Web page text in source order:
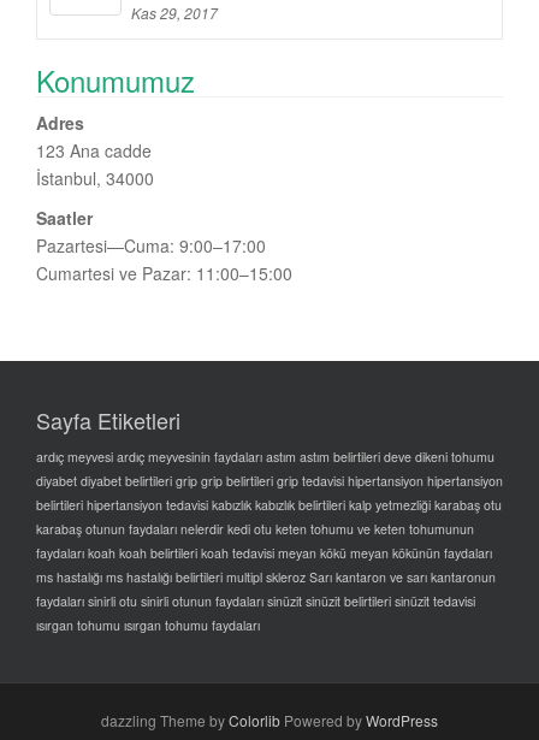
Kas 29, 2017
Konumumuz
Adres
123 Ana cadde
İstanbul, 34000
Saatler
Pazartesi—Cuma: 9:00–17:00
Cumartesi ve Pazar: 11:00–15:00
Sayfa Etiketleri
ardıç meyvesi ardıç meyvesinin faydaları astım astım belirtileri deve dikeni tohumu
diyabet diyabet belirtileri grip grip belirtileri grip tedavisi hipertansiyon hipertansiyon
belirtileri hipertansiyon tedavisi kabızlık kabızlık belirtileri kalp yetmezliği karabaş otu
karabaş otunun faydaları nelerdir kedi otu keten tohumu ve keten tohumunun
faydaları koah koah belirtileri koah tedavisi meyan kökü meyan kökünün faydaları
ms hastalığı ms hastalığı belirtileri multipl skleroz Sarı kantaron ve sarı kantaronun
faydaları sinirli otu sinirli otunun faydaları sinüzit sinüzit belirtileri sinüzit tedavisi
ısırgan tohumu ısırgan tohumu faydaları
dazzling Theme byColorlib Powered byWordPress